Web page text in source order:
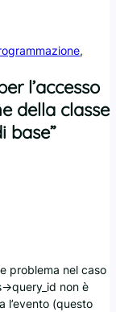
l’accesso
della classe
base”
problema nel caso
>query_id non è
l’evento (questo